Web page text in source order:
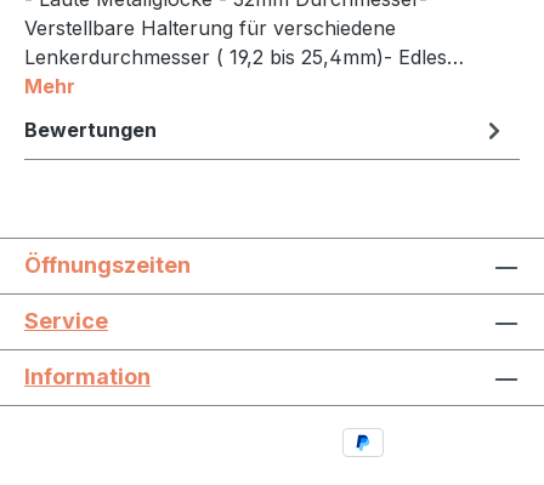
Verstellbare Halterung für verschiedene
Lenkerdurchmesser ( 19,2 bis 25,4mm)- Edles…
Mehr
Bewertungen
Öffnungszeiten
Service
Information